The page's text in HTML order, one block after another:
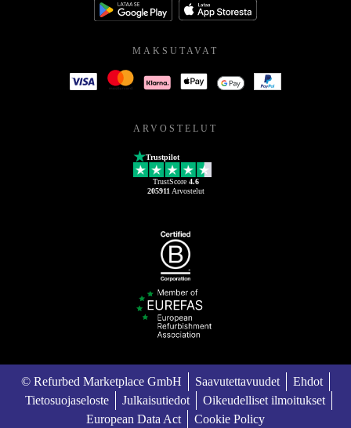
MAKSUTAVAT
ARVOSTELUT
Trustpilot
TrustScore 4.6
205911 Arvostelut
© Refurbed Marketplace GmbH Saavutettavuudet
Ehdot
Tietosuojaseloste
Julkaisutiedot
Oikeudelliset ilmoitukset
European Data Act
Cookie Policy